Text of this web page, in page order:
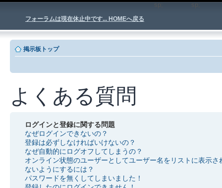
フォーラムは現在休止中です... HOMEへ戻る
sp;
掲示板トップ
よくある質問
ログインと登録に関する問題
なぜログインできないの？
登録は必ずしなければいけないの？
なぜ自動的にログオフしてしまうの？
オンライン状態のユーザーとしてユーザー名をリストに表示さ
ないようにするには？
パスワードを無くしてしまいました！